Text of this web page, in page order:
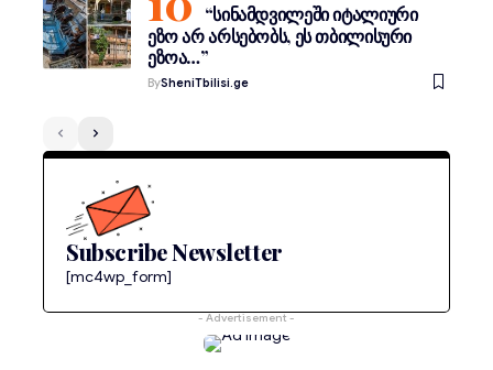
“სინამდვილეში იტალიური
ეზო არ არსებობს, ეს თბილისური
ეზოა…”
BySheniTbilisi.ge
Subscribe Newsletter
[mc4wp_form]
- Advertisement -